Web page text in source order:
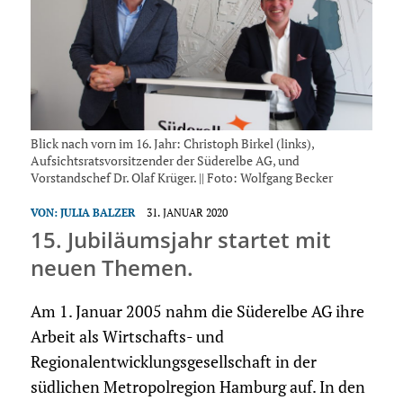
Blick nach vorn im 16. Jahr: Christoph Birkel (links),
Aufsichtsratsvorsitzender der Süderelbe AG, und
Vorstandschef Dr. Olaf Krüger. || Foto: Wolfgang Becker
VON: JULIA BALZER 31. JANUAR 2020
15. Jubiläumsjahr startet mit
neuen Themen.
Am 1. Januar 2005 nahm die Süderelbe AG ihre
Arbeit als Wirtschafts- und
Regionalentwicklungsgesellschaft in der
südlichen Metropolregion Hamburg auf. In den